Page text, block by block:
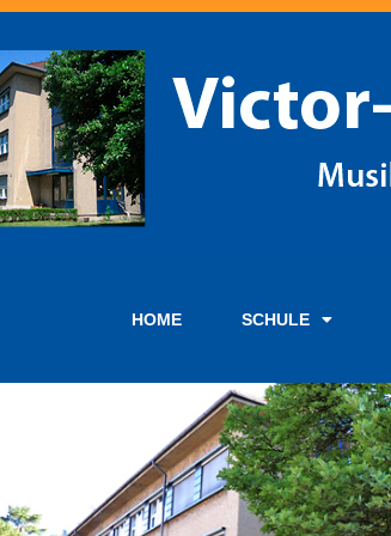
HOME SCHULE